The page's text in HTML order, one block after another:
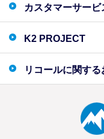
カスタマーサービ
K2 PROJECT
リコールに関する